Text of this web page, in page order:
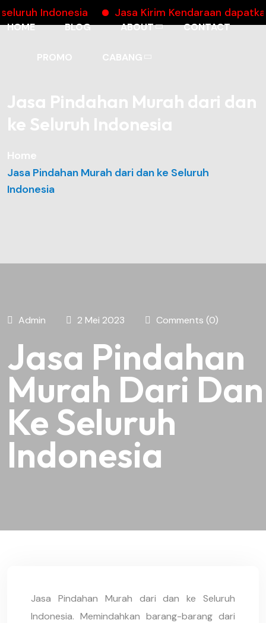
Indonesia Jasa Kirim Kendaraan dapatkan
HOME BLOG ABOUT CONTACT
PROMO CABANG
Jasa Pindahan Murah dari dan
ke Seluruh Indonesia
Home
Jasa Pindahan Murah dari dan ke Seluruh
Indonesia
Admin 2 Mei 2023 Comments (0)
Jasa Pindahan
Murah Dari Dan
Ke Seluruh
Indonesia
Jasa Pindahan Murah dari dan ke Seluruh
Indonesia. Memindahkan barang-barang dari